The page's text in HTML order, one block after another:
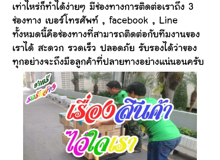
เท่าไหร่ก็ทำได้ง่ายๆ มีช่องทางการติดต่อเราถึง 3
ช่องทาง เบอร์โทรศัพท์ , facebook , Line
ทั้งหมดนี้คือช่องทางที่สามารถติดต่อกับทีมงานของ
เราได้ สะดวก รวดเร็ว ปลอดภัย รับรองได้ว่าของ
ทุกอย่างจะถึงมือลูกค้าที่ปลายทางอย่างแน่นอนครับ